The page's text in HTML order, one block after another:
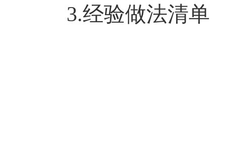
3.经验做法清单